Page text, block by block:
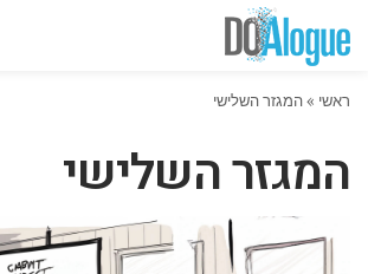
ראשי »המגזר השלישי
המגזר השלישי